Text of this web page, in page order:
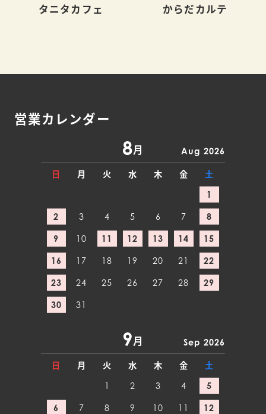
タニタカフェ からだカルテ
営業カレンダー
8月 Aug 2026
日 月 火 水 木 金
土
1
2 3 4 5 6 7 8
9 10 11 12 13 14 15
16 17 18 19 20 21 22
23 24 25 26 27 28 29
30 31
9月 Sep 2026
日 月 火 水 木 金
土
1
2 3 4 5
6 7 8 9 10 11 12